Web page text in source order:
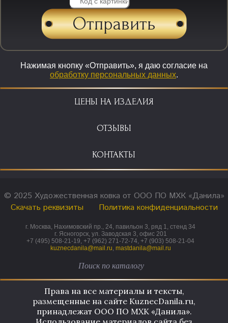
Нажимая кнопку «Отправить», я даю согласие на
обработку персональных данных.
ЦЕНЫ НА ИЗДЕЛИЯ
ОТЗЫВЫ
КОНТАКТЫ
© 2025 Художественная ковка от ООО ПО МХК «Данила»
Скачать реквизиты
Политика конфиденциальности
г. Москва, Нахимовский пр., 24, павильон 3, ряд 1, стенд 34
г. Ясногорск, ул. Заводская 3, офис 201
+7 (495) 508-21-19, +7 (962) 271-72-74, +7 (903) 508-21-04
kuznecdanila@mail.ru, mastdanila@mail.ru
Права на все материалы и тексты,
размещенные на сайте KuznecDanila.ru,
принадлежат ООО ПО МХК «Данила».